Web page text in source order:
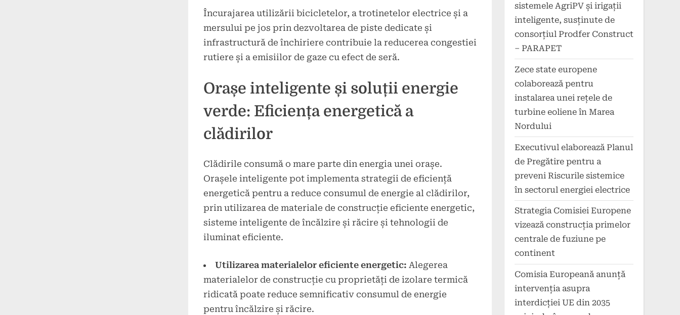
Încurajarea utilizării bicicletelor, a trotinetelor electrice și a
mersului pe jos prin dezvoltarea de piste dedicate și
infrastructură de închiriere contribuie la reducerea congestiei
rutiere și a emisiilor de gaze cu efect de seră.
Orașe inteligente și soluții energie
verde: Eficiența energetică a
clădirilor
Clădirile consumă o mare parte din energia unei orașe.
Orașele inteligente pot implementa strategii de eficiență
energetică pentru a reduce consumul de energie al clădirilor,
prin utilizarea de materiale de construcție eficiente energetic,
sisteme inteligente de încălzire și răcire și tehnologii de
iluminat eficiente.
Utilizarea materialelor eficiente energetic: Alegerea
materialelor de construcție cu proprietăți de izolare termică
ridicată poate reduce semnificativ consumul de energie
pentru încălzire și răcire.
sistemele AgriPV și irigații
inteligente, susținute de
consorțiul Prodfer Construct
– PARAPET
Zece state europene
colaborează pentru
instalarea unei rețele de
turbine eoliene în Marea
Nordului
Executivul elaborează Planul
de Pregătire pentru a
preveni Riscurile sistemice
în sectorul energiei electrice
Strategia Comisiei Europene
vizează construcția primelor
centrale de fuziune pe
continent
Comisia Europeană anunță
intervenția asupra
interdicției UE din 2035